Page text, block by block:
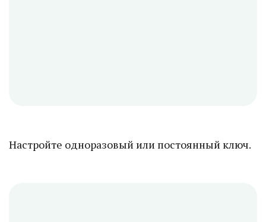
Настройте одноразовый или постоянный ключ.